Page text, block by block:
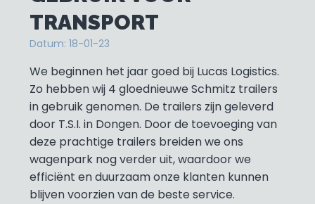
TRANSPORT
Datum:18-01-23
We beginnen het jaar goed bij Lucas Logistics.
Zo hebben wij 4 gloednieuwe Schmitz trailers
in gebruik genomen. De trailers zijn geleverd
door T.S.I. in Dongen. Door de toevoeging van
deze prachtige trailers breiden we ons
wagenpark nog verder uit, waardoor we
efficiënt en duurzaam onze klanten kunnen
blijven voorzien van de beste service.